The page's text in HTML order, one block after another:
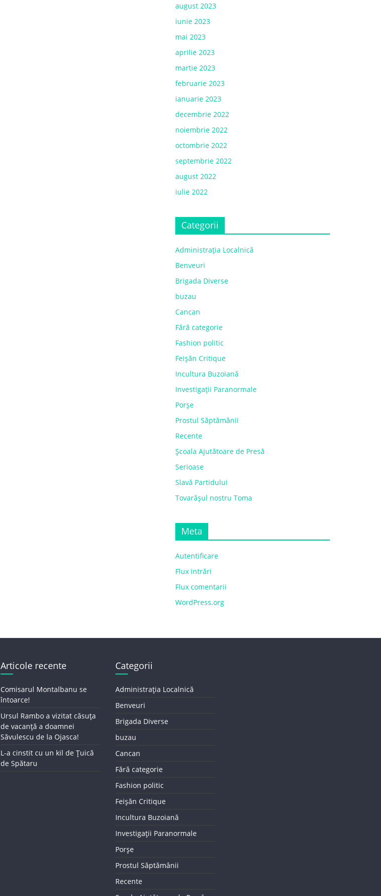
august 2023
iunie 2023
mai 2023
aprilie 2023
martie 2023
februarie 2023
ianuarie 2023
decembrie 2022
noiembrie 2022
octombrie 2022
septembrie 2022
august 2022
iulie 2022
Categorii
Administrația Localnică
Benveuri
Brigada Diverse
buzau
Cancan
Fără categorie
Fashion politic
Feișăn Critique
Incultura Buzoiană
Investigații Paranormale
Porșe
Prostul Săptămânii
Recente
Școala Ajutătoare de Presă
Serioase
Slavă Partidului
Tovarășul nostru Toma
Meta
Autentificare
Flux intrări
Flux comentarii
WordPress.org
Articole recente
Comisarul Montalbanu se
întoarce!
Ursul Rambo a vizitat căsuța
de vacanță a doamnei
Săvulescu de la Ojasca!
L-a cinstit cu un kil de Țuică
de Spătaru
Categorii
Administrația Localnică
Benveuri
Brigada Diverse
buzau
Cancan
Fără categorie
Fashion politic
Feișăn Critique
Incultura Buzoiană
Investigații Paranormale
Porșe
Prostul Săptămânii
Recente